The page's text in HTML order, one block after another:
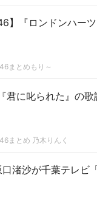
】『ロンドンハー
まとめもり～
君に叱られた』の
まとめ 乃木りんく
口渚沙が千葉テレビ